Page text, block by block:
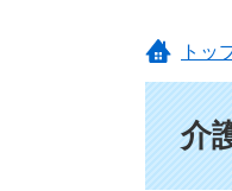
トッ
介